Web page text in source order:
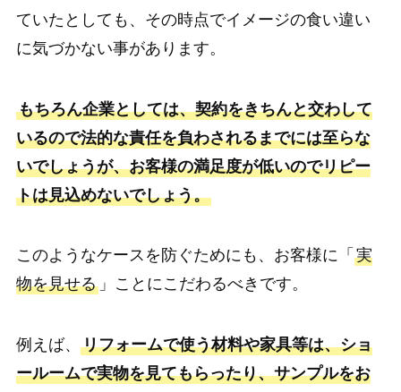
ていたとしても、その時点でイメージの食い違い
に気づかない事があります。
もちろん企業としては、契約をきちんと交わして
いるので法的な責任を負わされるまでには至らな
いでしょうが、お客様の満足度が低いのでリピー
トは見込めないでしょう。
このようなケースを防ぐためにも、お客様に「 実
物を見せる」ことにこだわるべきです。
例えば、 リフォームで使う材料や家具等は、ショ
ールームで実物を見てもらったり、サンプルをお